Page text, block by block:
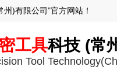
工具科技 (常
Tool
)有限公司”官方网站！